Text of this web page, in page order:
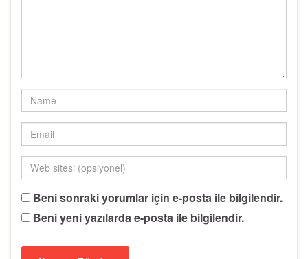
Beni sonraki yorumlar için e-posta ile bilgilendir.
Beni yeni yazılarda e-posta ile bilgilendir.